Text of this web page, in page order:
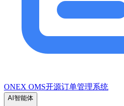
ONEX OMS开源订单管理系统
AI智能体